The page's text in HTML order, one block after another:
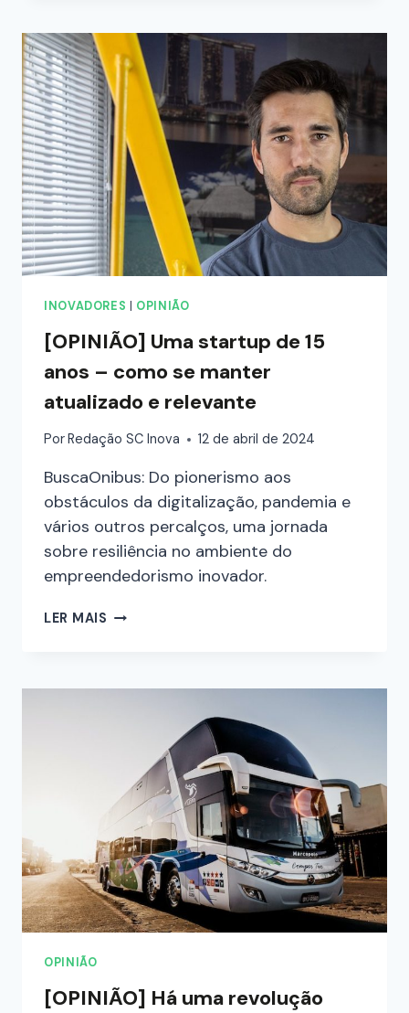
INOVADORES OPINIÃO
[OPINIÃO] Uma startup de 15
anos – como se manter
atualizado e relevante
Por Redação SC Inova 12 de abril de 2024
BuscaOnibus: Do pionerismo aos
obstáculos da digitalização, pandemia e
vários outros percalços, uma jornada
sobre resiliência no ambiente do
empreendedorismo inovador.
LER MAIS
OPINIÃO
[OPINIÃO] Há uma revolução